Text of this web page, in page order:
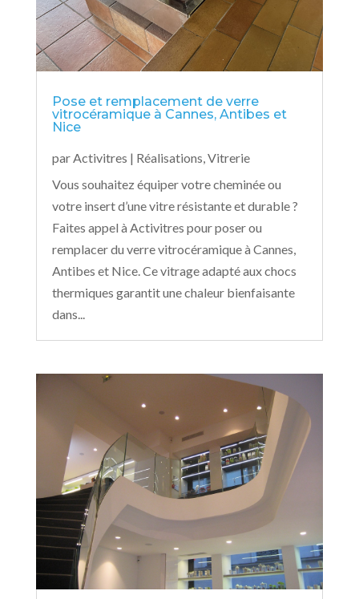
Pose et remplacement de verre
vitrocéramique à Cannes, Antibes et
Nice
parActivitres | Réalisations,Vitrerie
Vous souhaitez équiper votre cheminée ou
votre insert d’une vitre résistante et durable ?
Faites appel à Activitres pour poser ou
remplacer du verre vitrocéramique à Cannes,
Antibes et Nice. Ce vitrage adapté aux chocs
thermiques garantit une chaleur bienfaisante
dans...